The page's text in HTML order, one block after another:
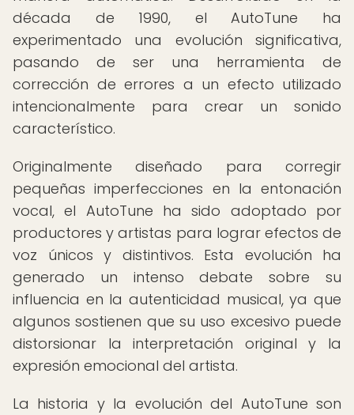
década de 1990, el AutoTune ha
experimentado una evolución significativa,
pasando de ser una herramienta de
corrección de errores a un efecto utilizado
intencionalmente para crear un sonido
característico.
Originalmente diseñado para corregir
pequeñas imperfecciones en la entonación
vocal, el AutoTune ha sido adoptado por
productores y artistas para lograr efectos de
voz únicos y distintivos. Esta evolución ha
generado un intenso debate sobre su
influencia en la autenticidad musical, ya que
algunos sostienen que su uso excesivo puede
distorsionar la interpretación original y la
expresión emocional del artista.
La historia y la evolución del AutoTune son